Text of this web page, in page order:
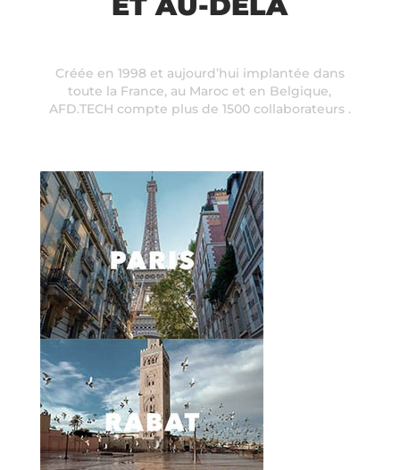
Créée en 1998 et aujourd’hui implantée dans
toute la France, au Maroc et en Belgique,
AFD.TECH compte plus de 1500 collaborateurs .